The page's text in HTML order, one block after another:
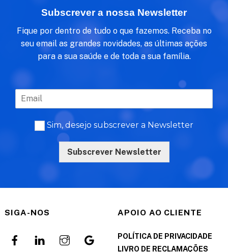
Subscrever a nossa Newsletter
Fique por dentro de tudo o que fazemos. Receba no
seu email as grandes novidades, as últimas ações
para a sua saúde e de toda a sua família.
Sim, desejo subscrever a Newsletter
Subscrever Newsletter
SIGA-NOS APOIO AO CLIENTE
POLÍTICA DE PRIVACIDADE
LIVRO DE RECLAMAÇÕES